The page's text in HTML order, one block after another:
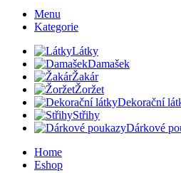
Menu
Kategorie
Látky
Damašek
Žakár
Žoržet
Dekorační
Střihy
Dárkové
Home
Eshop